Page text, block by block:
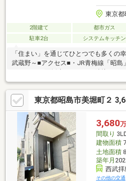
東京都
2階建て 都市ガス
駐車2台
システムキッチン
「住まい」を通じてひとつでも多くの
武蔵野～■アクセス■・JR青梅線「昭島
ます◎・各居室約8.0帖以上、随所に収
設備■・食器洗乾燥機や浄水器が備わ
室暖房乾燥機付き！天候に関係なく洗
す。■周辺環境■・ファミリーマート昭
マルフジ昭島市役所通り店まで徒歩5
12月完了)■・洗面台・ユニットバス・
替 他
東京都昭島市美堀町２
3,680
間取り
建物面積
土地面積
築年月
西武拝
その他の交通